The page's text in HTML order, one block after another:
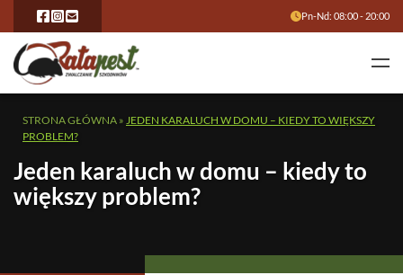
Pn-Nd: 08:00 - 20:00
STRONA GŁÓWNA » JEDEN KARALUCH W DOMU – KIEDY TO WIĘKSZY
PROBLEM?
Jeden karaluch w domu – kiedy to
większy problem?